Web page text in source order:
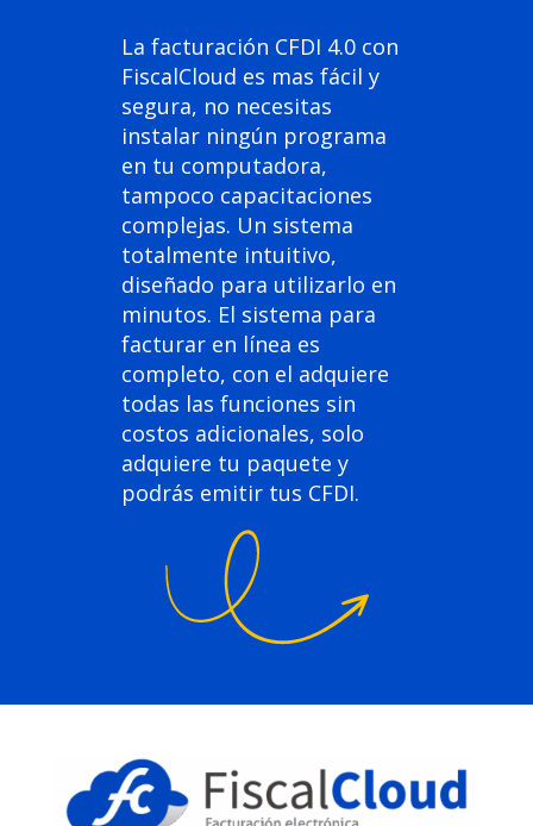
La facturación CFDI 4.0 con
FiscalCloud es mas fácil y
segura, no necesitas
instalar ningún programa
en tu computadora,
tampoco capacitaciones
complejas. Un sistema
totalmente intuitivo,
diseñado para utilizarlo en
minutos. El sistema para
facturar en línea es
completo, con el adquiere
todas las funciones sin
costos adicionales, solo
adquiere tu paquete y
podrás emitir tus CFDI.